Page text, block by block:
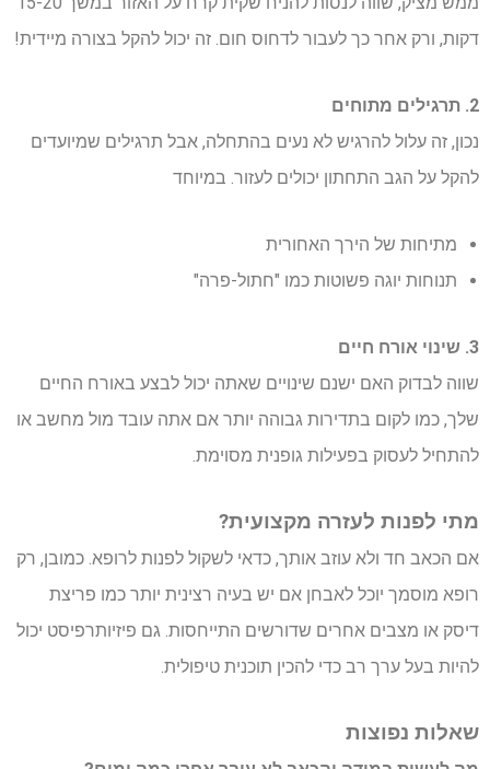
דקות, ורק אחר כך לעבור לדחוס חום. זה יכול להקל בצורה מיידית!
2. תרגילים מתוחים
נכון, זה עלול להרגיש לא נעים בהתחלה, אבל תרגילים שמיועדים
להקל על הגב התחתון יכולים לעזור. במיוחד
מתיחות של הירך האחורית
תנוחות יוגה פשוטות כמו "חתול-פרה"
3. שינוי אורח חיים
שווה לבדוק האם ישנם שינויים שאתה יכול לבצע באורח החיים
שלך, כמו לקום בתדירות גבוהה יותר אם אתה עובד מול מחשב או
להתחיל לעסוק בפעילות גופנית מסוימת.
מתי לפנות לעזרה מקצועית?
אם הכאב חד ולא עוזב אותך, כדאי לשקול לפנות לרופא. כמובן, רק
רופא מוסמך יוכל לאבחן אם יש בעיה רצינית יותר כמו פריצת
דיסק או מצבים אחרים שדורשים התייחסות. גם פיזיותרפיסט יכול
להיות בעל ערך רב כדי להכין תוכנית טיפולית.
שאלות נפוצות